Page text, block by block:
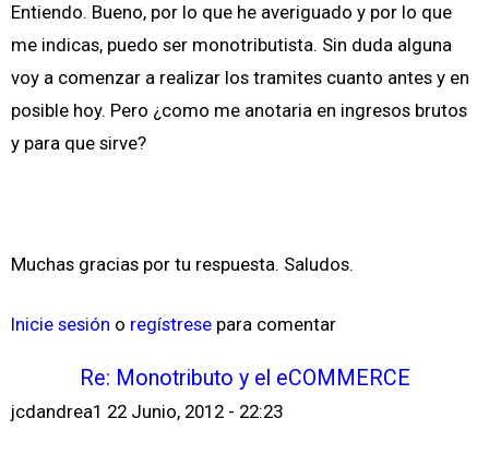
Entiendo. Bueno, por lo que he averiguado y por lo que
me indicas, puedo ser monotributista. Sin duda alguna
voy a comenzar a realizar los tramites cuanto antes y en
posible hoy. Pero ¿como me anotaria en ingresos brutos
y para que sirve?
Muchas gracias por tu respuesta. Saludos.
Inicie sesión o regístrese para comentar
Re: Monotributo y el eCOMMERCE
jcdandrea1 22 Junio, 2012 - 22:23